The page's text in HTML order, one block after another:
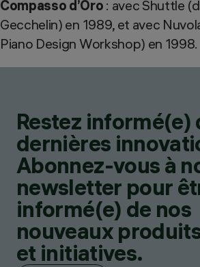
Compasso d’Oro : avec Shuttle
Gecchelin) en 1989, et avec
Piano Design Workshop) en 1998.
Restez informé(e)
dernières
Abonnez-vous à
newsletter pour
informé(e) de nos
nouveaux
et initiatives.